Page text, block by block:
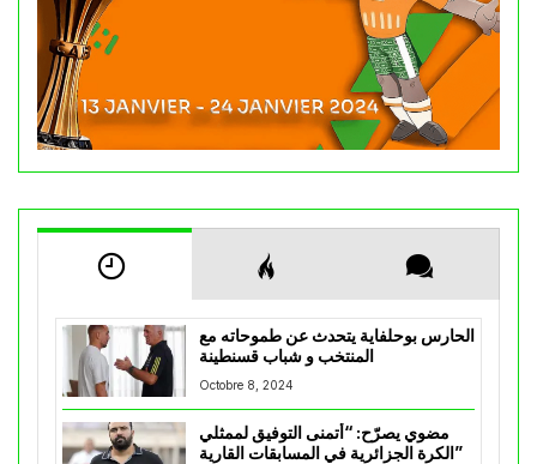
الحارس بوحلفاية يتحدث عن طموحاته مع
المنتخب و شباب قسنطينة
Octobre 8, 2024
مضوي يصرّح: “أتمنى التوفيق لممثلي
الكرة الجزائرية في المسابقات القارية”